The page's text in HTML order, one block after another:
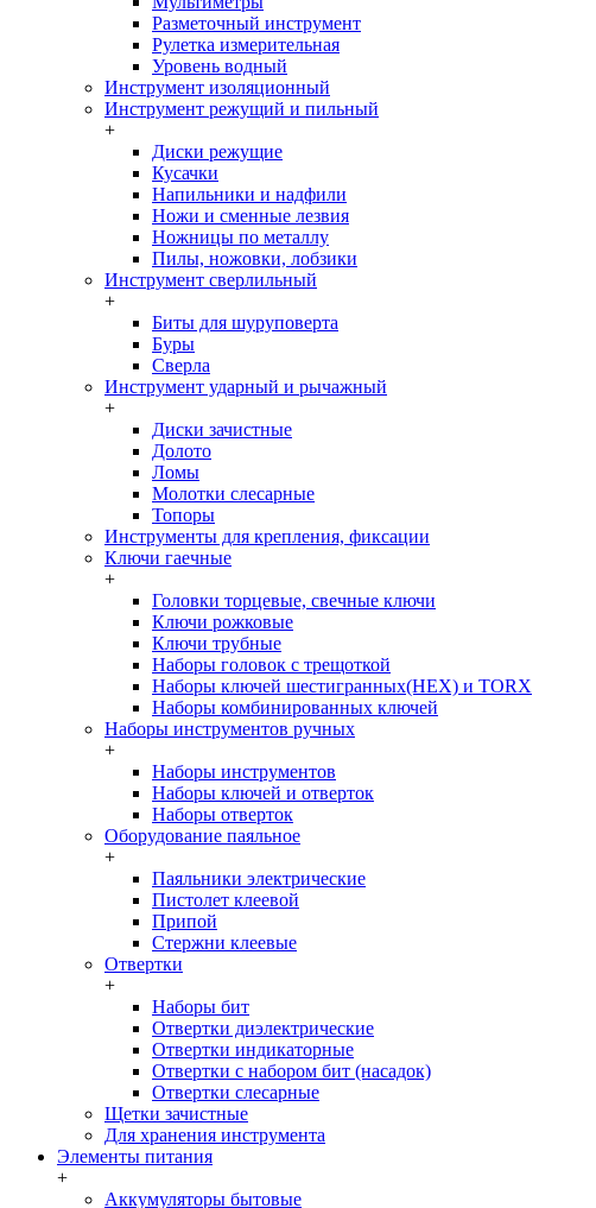
Разметочный инструмент
Рулетка измерительная
Уровень водный
Инструмент изоляционный
Инструмент режущий и пильный
+
Диски режущие
Кусачки
Напильники и надфили
Ножи и сменные лезвия
Ножницы по металлу
Пилы, ножовки, лобзики
Инструмент сверлильный
+
Биты для шуруповерта
Буры
Сверла
Инструмент ударный и рычажный
+
Диски зачистные
Долото
Ломы
Молотки слесарные
Топоры
Инструменты для крепления, фиксации
Ключи гаечные
+
Головки торцевые, свечные ключи
Ключи рожковые
Ключи трубные
Наборы головок c трещоткой
Наборы ключей шестигранных(HEX) и TORX
Наборы комбинированных ключей
Наборы инструментов ручных
+
Наборы инструментов
Наборы ключей и отверток
Наборы отверток
Оборудование паяльное
+
Паяльники электрические
Пистолет клеевой
Припой
Стержни клеевые
Отвертки
+
Наборы бит
Отвертки диэлектрические
Отвертки индикаторные
Отвертки с набором бит (насадок)
Отвертки слесарные
Щетки зачистные
Для хранения инструмента
Элементы питания
+
Аккумуляторы бытовые